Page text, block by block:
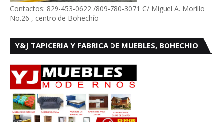
Contactos: 829-453-0622 /809-780-3071 C/ Miguel A. Morillo
No.26 , centro de Bohechío
Y&J TAPICERIA Y FABRICA DE MUEBLES, BOHECHIO